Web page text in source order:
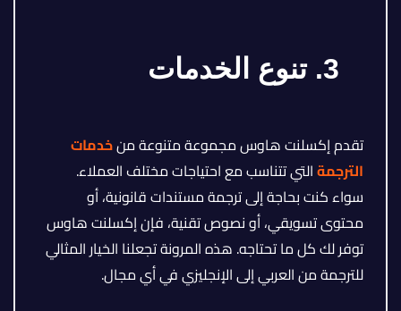
تقدم إكسلنت هاوس مجموعة متنوعة منخدمات
الترجمةالتي تتناسب مع احتياجات مختلف العملاء.
سواء كنت بحاجة إلى ترجمة مستندات قانونية، أو
محتوى تسويقي، أو نصوص تقنية، فإن إكسلنت هاوس
توفر لك كل ما تحتاجه. هذه المرونة تجعلنا الخيار المثالي
للترجمة من العربي إلى الإنجليزي في أي مجال.